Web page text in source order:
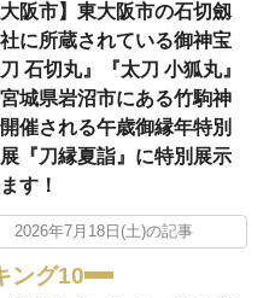
大阪市】東大阪市の石切劔
に所蔵されている御神宝
刀 石切丸』『太刀 小狐丸』
城県岩沼市にある竹駒神
催される午歳御縁年特別
『刀縁夏詣』に特別展示
す！
2026年7月18日(土)の記事
ング10